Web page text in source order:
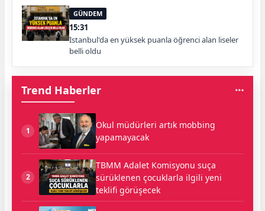
GÜNDEM
15:31
İstanbul'da en yüksek puanla öğrenci alan liseler
belli oldu
Trend Haberler
1
Okul müdürleri artık mobbing
yapamayacak
2
TBMM Adalet Komisyonu suça
sürüklenen çocuklarla ilgili yeni
teklifi görüşecek